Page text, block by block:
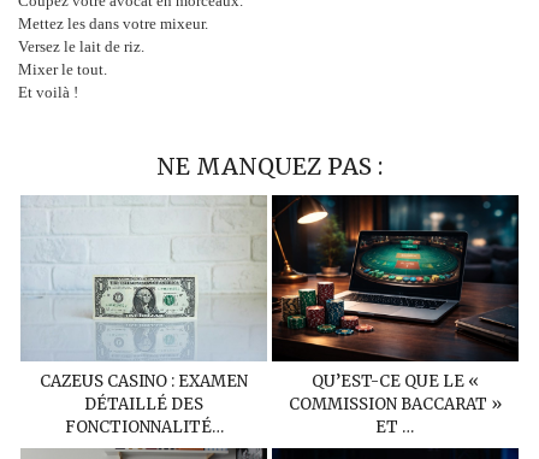
Mettez les dans votre mixeur.
Versez le lait de riz.
Mixer le tout.
Et voilà !
NE MANQUEZ PAS :
CAZEUS CASINO : EXAMEN
DÉTAILLÉ DES
FONCTIONNALITÉ…
QU’EST-CE QUE LE «
COMMISSION BACCARAT »
ET …